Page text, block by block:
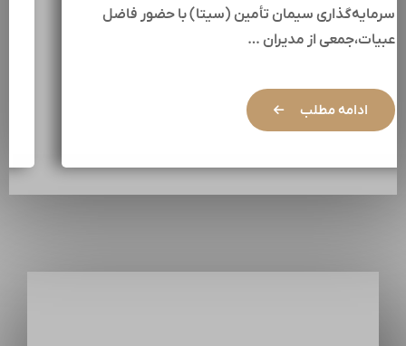
سرمایه‌گذاری سیمان تأمین (سیتا) با حضور فاضل
عبیات،جمعی از مدیران …
ادامه مطلب